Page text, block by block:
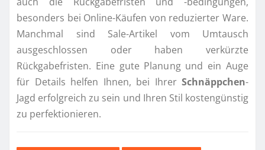
besonders bei Online-Käufen von reduzierter Ware.
Manchmal sind Sale-Artikel vom Umtausch
ausgeschlossen oder haben verkürzte
Rückgabefristen. Eine gute Planung und ein Auge
für Details helfen Ihnen, bei Ihrer Schnäppchen-
Jagd erfolgreich zu sein und Ihren Stil kostengünstig
zu perfektionieren.